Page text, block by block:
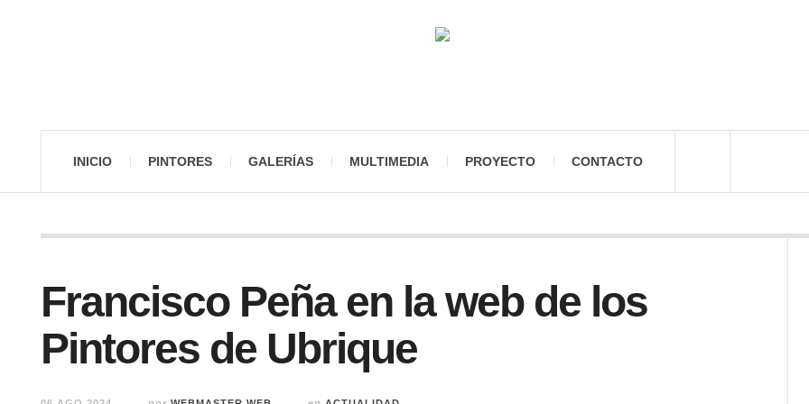
INICIO PINTORES GALERÍAS MULTIMEDIA PROYECTO CONTACTO
Francisco Peña en la web de los
Pintores de Ubrique